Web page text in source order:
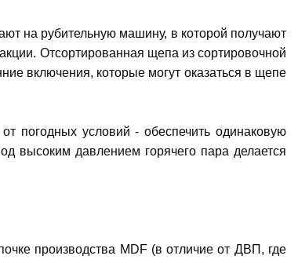
на рубительную машину, в которой получают
Отсортированная щепа из сортировочной
включения, которые могут оказаться в щепе
погодных условий - обеспечить одинаковую
высоким давлением горячего пара делается
производства MDF (в отличие от ДВП, где